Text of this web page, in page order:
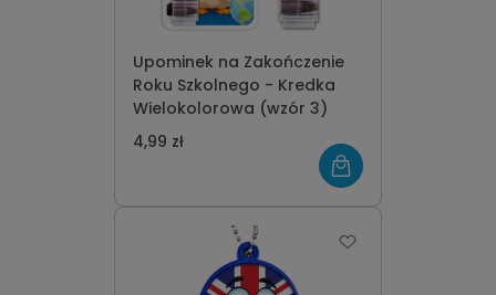
Upominek na Zakończenie
Roku Szkolnego - Kredka
Wielokolorowa (wzór 3)
4,99 zł